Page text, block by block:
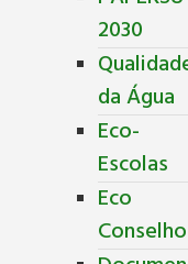
2030
da Água
Eco-
Escolas
Eco